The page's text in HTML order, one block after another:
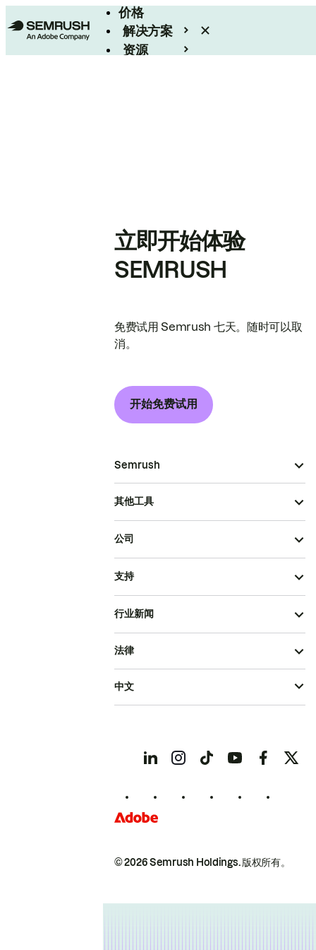
价格
解决方案
资源
立即开始体验
SEMRUSH
免费试用 Semrush 七天。随时可以取
消。
开始免费试用
Semrush
其他工具
公司
支持
行业新闻
© 2026 Semrush Holdings.版权所有。
法律
中文